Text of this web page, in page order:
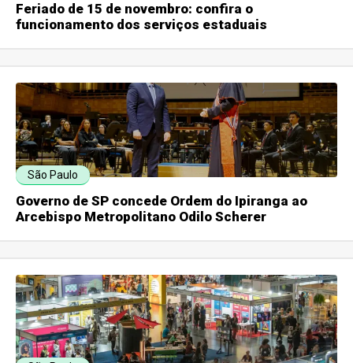
Feriado de 15 de novembro: confira o
funcionamento dos serviços estaduais
São Paulo
Governo de SP concede Ordem do Ipiranga ao
Arcebispo Metropolitano Odilo Scherer